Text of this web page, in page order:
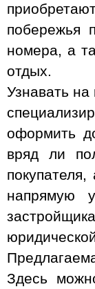
побережья
номера, а
отдых.
Узнавать
оформить
вряд ли
напрямую
Здесь